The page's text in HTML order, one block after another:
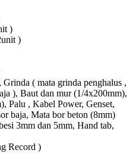
)
)
( mata grinda penghalus ,
), Baut dan mur (1/4x200mm),
Palu , Kabel Power, Genset,
baja, Mata bor beton (8mm)
3mm dan 5mm, Hand tab,
Record )